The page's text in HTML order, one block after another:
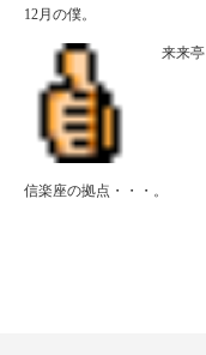
12月の僕。
来来亭
信楽座の拠点・・・。